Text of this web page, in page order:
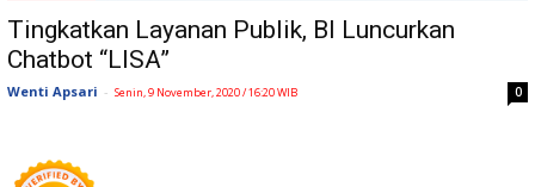
Tingkatkan Layanan Publik, BI Luncurkan
Chatbot “LISA”
Wenti Apsari - Senin, 9 November, 2020 / 16:20 WIB 0